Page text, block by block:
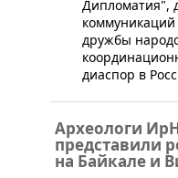
Дипломатия",
коммуникаций
дружбы
диаспор в
Археологи
представили
на Байкале и